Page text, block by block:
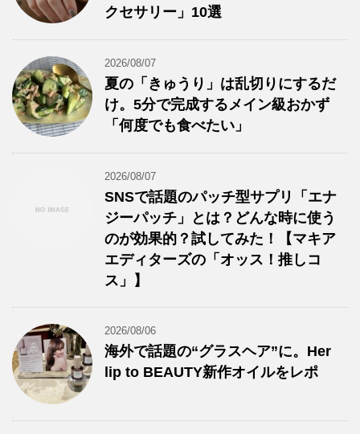
クセサリー」10選
2026/08/07
夏の「きゅうり」は乱切りにするだ
け。5分で完成するメイン級おかず
「何度でも食べたい」
2026/08/07
SNSで話題のパッチ型サプリ「エナ
ジーパッチ」とは？どんな時に使う
のが効果的？試してみた！【マキア
エディターズの「オッス！推しコ
ス」】
2026/08/06
海外で話題の“グラスヘア”に。Her
lip to BEAUTY新作オイルをレポ